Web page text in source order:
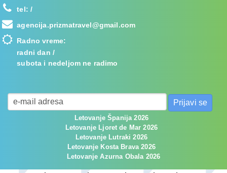
tel:/
agencija.prizmatravel@gmail.com
Radno vreme:
radni dan /
subota i nedeljom ne radimo
Letovanje Španija 2026
Letovanje Ljoret de Mar 2026
Letovanje Lutraki 2026
Letovanje Kosta Brava 2026
Letovanje Azurna Obala 2026